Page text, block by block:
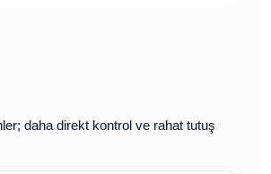
daha direkt kontrol ve rahat tutuş